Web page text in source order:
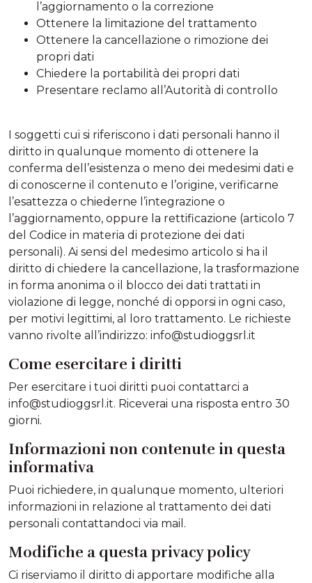
l’aggiornamento o la correzione
Ottenere la limitazione del trattamento
Ottenere la cancellazione o rimozione dei
propri dati
Chiedere la portabilità dei propri dati
Presentare reclamo all’Autorità di controllo
I soggetti cui si riferiscono i dati personali hanno il
diritto in qualunque momento di ottenere la
conferma dell’esistenza o meno dei medesimi dati e
di conoscerne il contenuto e l’origine, verificarne
l’esattezza o chiederne l’integrazione o
l’aggiornamento, oppure la rettificazione (articolo 7
del Codice in materia di protezione dei dati
personali). Ai sensi del medesimo articolo si ha il
diritto di chiedere la cancellazione, la trasformazione
in forma anonima o il blocco dei dati trattati in
violazione di legge, nonché di opporsi in ogni caso,
per motivi legittimi, al loro trattamento. Le richieste
vanno rivolte all’indirizzo: info@studioggsrl.it
Come esercitare i diritti
Per esercitare i tuoi diritti puoi contattarci a
info@studioggsrl.it. Riceverai una risposta entro 30
giorni.
Informazioni non contenute in questa
informativa
Puoi richiedere, in qualunque momento, ulteriori
informazioni in relazione al trattamento dei dati
personali contattandoci via mail.
Modifiche a questa privacy policy
Ci riserviamo il diritto di apportare modifiche alla